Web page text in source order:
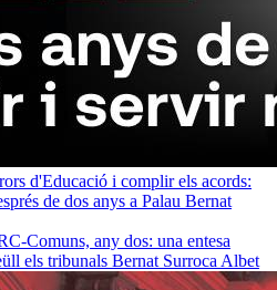
d'Educació i complir els acords:
de dos anys a Palau Bernat
Comuns, any dos: una entesa
els tribunals Bernat Surroca Albet